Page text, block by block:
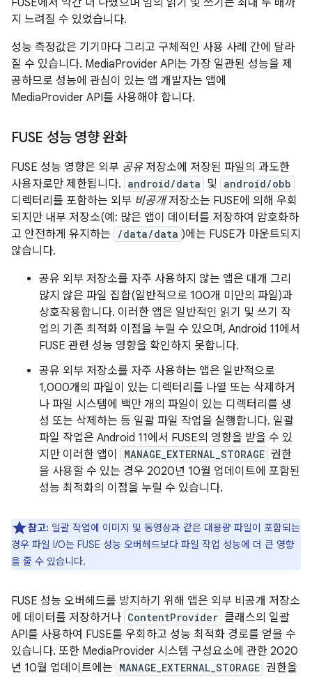
FUSE에서 약간 더 나빴으며 임의 읽기 및 쓰기는 최대 두 배까
지 느려질 수 있었습니다.
성능 측정값은 기기마다 그리고 구체적인 사용 사례 간에 달라
질 수 있습니다. MediaProvider API는 가장 일관된 성능을 제
공하므로 성능에 관심이 있는 앱 개발자는 앱에
MediaProvider API를 사용해야 합니다.
FUSE 성능 영향 완화
FUSE 성능 영향은 외부 공유 저장소에 저장된 파일의 과도한
사용자로만 제한됩니다. android/data 및 android/obb
디렉터리를 포함하는 외부 비공개저장소는 FUSE에 의해 우회
되지만 내부 저장소(예: 많은 앱이 데이터를 저장하여 암호화하
고 안전하게 유지하는
/data/data )에는 FUSE가 마운트되지
않습니다.
공유 외부 저장소를 자주 사용하지 않는 앱은 대개 그리
많지 않은 파일 집합(일반적으로 100개 미만의 파일)과
상호작용합니다. 이러한 앱은 일반적인 읽기 및 쓰기 작
업의 기존 최적화 이점을 누릴 수 있으며, Android 11에서
FUSE 관련 성능 영향을 확인하지 못합니다.
공유 외부 저장소를 자주 사용하는 앱은 일반적으로
1,000개의 파일이 있는 디렉터리를 나열 또는 삭제하거
나 파일 시스템에 백만 개의 파일이 있는 디렉터리를 생
성 또는 삭제하는 등 일괄 파일 작업을 실행합니다. 일괄
파일 작업은 Android 11에서 FUSE의 영향을 받을 수 있
지만 이러한 앱이
MANAGE_EXTERNAL_STORAGE 권한
을 사용할 수 있는 경우 2020년 10월 업데이트에 포함된
성능 최적화의 이점을 누릴 수 있습니다.
참고: 일괄 작업에 이미지 및 동영상과 같은 대용량 파일이 포함되는
경우 파일 I/O는 FUSE 성능 오버헤드보다 파일 작업 성능에 더 큰 영향
을 줄 수 있습니다.
FUSE 성능 오버헤드를 방지하기 위해 앱은 외부 비공개 저장소
에 데이터를 저장하거나 ContentProvider 클래스의 일괄
API를 사용하여 FUSE를 우회하고 성능 최적화 경로를 얻을 수
있습니다. 또한 MediaProvider 시스템 구성요소에 관한 2020
년 10월 업데이트에는 MANAGE_EXTERNAL_STORAGE 권한을